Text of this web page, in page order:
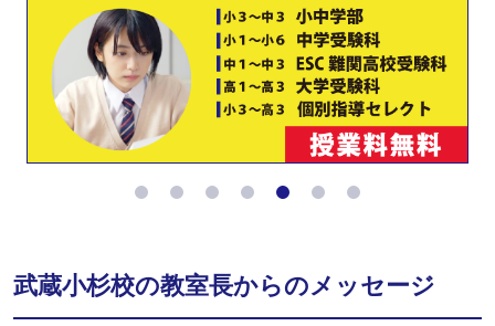
武蔵小杉校の教室長からのメッセージ